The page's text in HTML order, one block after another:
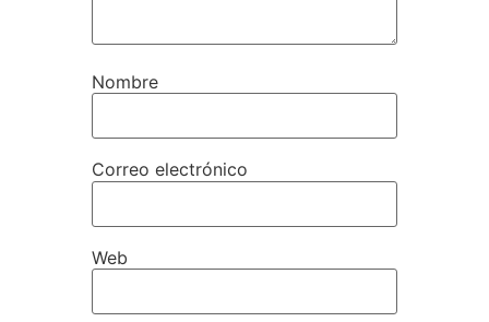
Nombre
Correo electrónico
Web